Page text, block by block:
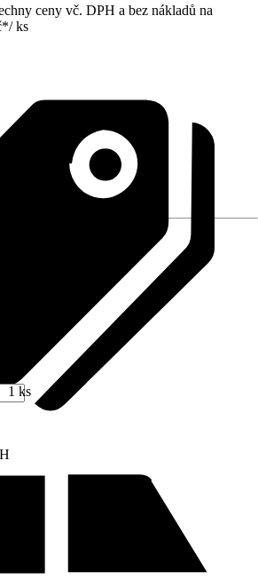
ceny vč. DPH a bez nákladů na
*/ ks
1 ks